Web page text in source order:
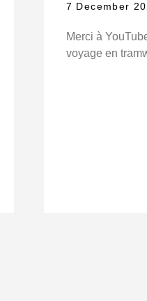
7 December
Merci à
voyage en